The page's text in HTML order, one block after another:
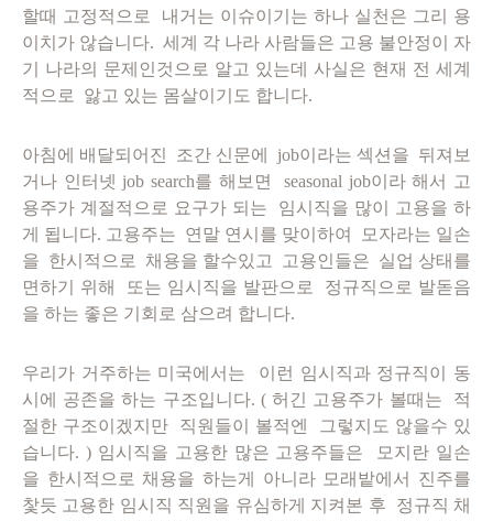
할때 고정적으로 내거는 이슈이기는 하나 실천은 그리 용
이치가 않습니다. 세계 각 나라 사람들은 고용 불안정이 자
기 나라의 문제인것으로 알고 있는데 사실은 현재 전 세계
적으로 앓고 있는 몸살이기도 합니다.
아침에 배달되어진 조간 신문에 job이라는 섹션을 뒤져보
거나 인터넷 job search를 해보면 seasonal job이라 해서 고
용주가 계절적으로 요구가 되는 임시직을 많이 고용을 하
게 됩니다. 고용주는 연말 연시를 맞이하여 모자라는 일손
을 한시적으로 채용을 할수있고 고용인들은 실업 상태를
면하기 위해 또는 임시직을 발판으로 정규직으로 발돋음
을 하는 좋은 기회로 삼으려 합니다.
우리가 거주하는 미국에서는 이런 임시직과 정규직이 동
시에 공존을 하는 구조입니다. ( 허긴 고용주가 볼때는 적
절한 구조이겠지만 직원들이 볼적엔 그렇지도 않을수 있
습니다. ) 임시직을 고용한 많은 고용주들은 모지란 일손
을 한시적으로 채용을 하는게 아니라 모래밭에서 진주를
찿듯 고용한 임시직 직원을 유심하게 지켜본 후 정규직 채